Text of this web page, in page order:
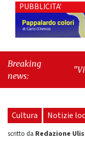
PUBBLICITA'
Breaking
news:
"Vietri
Cultura Notizie
scritto da Redazione